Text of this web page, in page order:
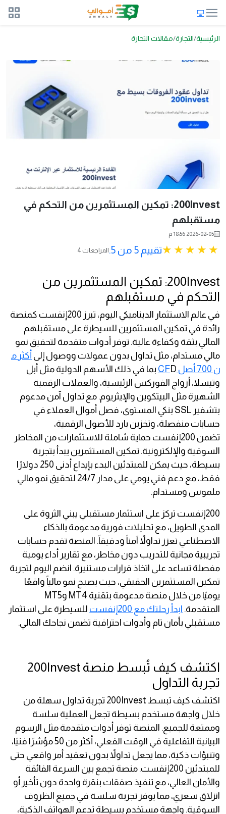
الرئيسية التجارة مقالات التجارة
200Invest: تمكين المستثمرين من التحكم في
مستقبلهم
2026-02-05 18:56 م
تقييم 5 من 5. 4 المراجعات
200Invest: تمكين المستثمرين من
التحكم في مستقبلهم
في عالم الاستثمار الديناميكي اليوم، تبرز 200إنفست كمنصة
رائدة في تمكين المستثمرين للسيطرة على مستقبلهم
المالي بثقة وكفاءة عالية. توفر أدوات متقدمة لتحقيق نمو
مالي مستدام، مثل تداول بدون عمولات ووصول إلى أكثر م
ن 700 أصل CF
D بما في ذلك الأسهم الدولية مثل أبل
وتيسلا، أزواج الفوركس الرئيسية، والعملات الرقمية
الشهيرة مثل البيتكوين والإيثريوم. مع تداول آمن مدعوم
بتشفير SSL بنكي المستوى، فصل أموال العملاء في
حسابات منفصلة، وتخزين بارد للأصول الرقمية،
تضمن 200إنفست حماية شاملة للاستثمارات من المخاطر
السوقية والإلكترونية. تمكين المستثمرين يبدأ بتجربة
بسيطة، حيث يمكن للمبتدئين البدء بإيداع أدنى 250 دولارًا
فقط، مع دعم فني يومي على مدار 24/7 لتحقيق نمو مالي
ملموس ومستدام.
200إنفست تركز على استثمار مستقبلي يبني الثروة على
المدى الطويل، مع تحليلات فورية مدعومة بالذكاء
الاصطناعي تعزز تداولاً آمناً ودقيقاً. المنصة تقدم حسابات
تجريبية مجانية للتدريب دون مخاطر، مع تقارير أداء يومية
مفصلة تساعد على اتخاذ قرارات مستنيرة. انضم اليوم لتجربة
تمكين المستثمرين الحقيقي، حيث يصبح نمو مالياً واقعًا
يوميًا من خلال منصة مدعومة بتقنية MT4 وMT5
المتقدمة. ابدأ رحلتك مع 200إنفست
للسيطرة على استثمار
مستقبلي بأمان تام وأدوات احترافية تضمن نجاحك المالي.
اكتشف كيف تُبسط منصة 200Invest
تجربة التداول
اكتشف كيف تبسط 200Invest تجربة تداول سهلة من
خلال واجهة مستخدم بسيطة تجعل العملية سلسة
وممتعة للجميع. المنصة توفر أدوات متقدمة مثل الرسوم
البيانية التفاعلية في الوقت الفعلي، أكثر من 50 مؤشرًا فنيًا،
وتنبؤات ذكية، مما يجعل تداولاً بدون تعقيد أمر واقعي حتى
للمبتدئين 200إنفست. منصة تجمع بين السرعة الفائقة
والأمان العالي، مع تنفيذ صفقات بنقرة واحدة دون تأخير أو
انزلاق سعري، مما يوفر تجربة سلسة في جميع الظروف
السوقية. واجهة مستخدم بسيطة تدعم الهواتف الذكية،